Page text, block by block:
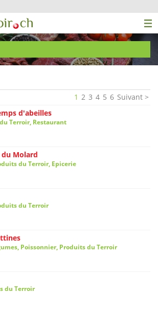
1 2 3 4 5 6 Suivant
d'abeilles
Terroir, Restaurant
du Molard
du Terroir, Epicerie
du Terroir
Poissonnier, Produits du Terroir
du Terroir